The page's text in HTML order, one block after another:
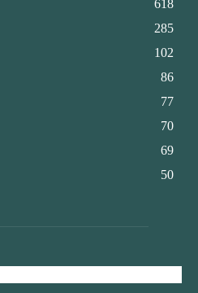
618
285
102
86
77
70
69
50